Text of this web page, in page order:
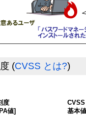
(CVSS とは?)
度
値]
基本